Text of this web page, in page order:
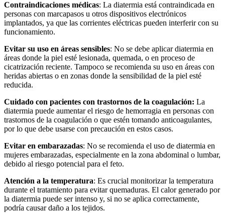
Contraindicaciones médicas: La diatermia está contraindicada en
personas con marcapasos u otros dispositivos electrónicos
implantados, ya que las corrientes eléctricas pueden interferir con su
funcionamiento.
Evitar su uso en áreas sensibles: No se debe aplicar diatermia en
áreas donde la piel esté lesionada, quemada, o en proceso de
cicatrización reciente. Tampoco se recomienda su uso en áreas con
heridas abiertas o en zonas donde la sensibilidad de la piel esté
reducida.
Cuidado con pacientes con trastornos de la coagulación: La
diatermia puede aumentar el riesgo de hemorragia en personas con
trastornos de la coagulación o que estén tomando anticoagulantes,
por lo que debe usarse con precaución en estos casos.
Evitar en embarazadas: No se recomienda el uso de diatermia en
mujeres embarazadas, especialmente en la zona abdominal o lumbar,
debido al riesgo potencial para el feto.
Atención a la temperatura: Es crucial monitorizar la temperatura
durante el tratamiento para evitar quemaduras. El calor generado por
la diatermia puede ser intenso y, si no se aplica correctamente,
podría causar daño a los tejidos.